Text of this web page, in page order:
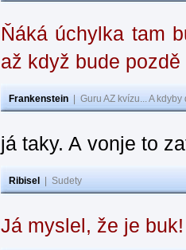
Ňáká úchylka tam
až když bude pozdě
Frankenstein Guru AZ kvízu... A
já taky. A vonje to
Ribisel Sudety
Já myslel, že je